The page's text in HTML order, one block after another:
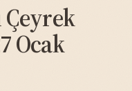
Ocak